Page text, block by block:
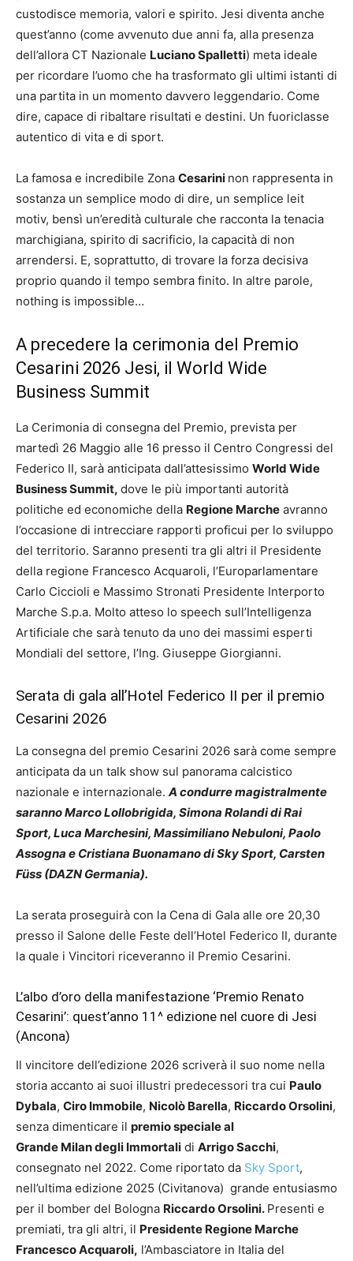
custodisce memoria, valori e spirito. Jesi diventa anche
quest’anno (come avvenuto due anni fa, alla presenza
dell’allora CT Nazionale Luciano Spalletti) meta ideale
per ricordare l’uomo che ha trasformato gli ultimi istanti di
una partita in un momento davvero leggendario. Come
dire, capace di ribaltare risultati e destini. Un fuoriclasse
autentico di vita e di sport.
La famosa e incredibile Zona Cesarini non rappresenta in
sostanza un semplice modo di dire, un semplice leit
motiv, bensì un’eredità culturale che racconta la tenacia
marchigiana, spirito di sacrificio, la capacità di non
arrendersi. E, soprattutto, di trovare la forza decisiva
proprio quando il tempo sembra finito. In altre parole,
nothing is impossible…
A precedere la cerimonia del Premio
Cesarini 2026 Jesi, il World Wide
Business Summit
La Cerimonia di consegna del Premio, prevista per
martedì 26 Maggio alle 16 presso il Centro Congressi del
Federico II, sarà anticipata dall’attesissimo World Wide
Business Summit, dove le più importanti autorità
politiche ed economiche della Regione Marche avranno
l’occasione di intrecciare rapporti proficui per lo sviluppo
del territorio. Saranno presenti tra gli altri il Presidente
della regione Francesco Acquaroli, l’Europarlamentare
Carlo Ciccioli e Massimo Stronati Presidente Interporto
Marche S.p.a. Molto atteso lo speech sull’Intelligenza
Artificiale che sarà tenuto da uno dei massimi esperti
Mondiali del settore, l’Ing. Giuseppe Giorgianni.
Serata di gala all’Hotel Federico II per il premio
Cesarini 2026
La consegna del premio Cesarini 2026 sarà come sempre
anticipata da un talk show sul panorama calcistico
nazionale e internazionale. A condurre magistralmente
saranno Marco Lollobrigida, Simona Rolandi di Rai
Sport, Luca Marchesini, Massimiliano Nebuloni, Paolo
Assogna e Cristiana Buonamano di Sky Sport, Carsten
Füss (DAZN Germania).
La serata proseguirà con la Cena di Gala alle ore 20,30
presso il Salone delle Feste dell’Hotel Federico II, durante
la quale i Vincitori riceveranno il Premio Cesarini.
L’albo d’oro della manifestazione ‘Premio Renato
Cesarini’: quest’anno 11^ edizione nel cuore di Jesi
(Ancona)
Il vincitore dell’edizione 2026 scriverà il suo nome nella
storia accanto ai suoi illustri predecessori tra cui Paulo
Dybala, Ciro Immobile, Nicolò Barella, Riccardo Orsolini,
senza dimenticare il premio speciale al
Grande Milan degli Immortali di Arrigo Sacchi,
consegnato nel 2022. Come riportato da Sky Sport,
nell’ultima edizione 2025 (Civitanova) grande entusiasmo
per il bomber del Bologna Riccardo Orsolini. Presenti e
premiati, tra gli altri, il Presidente Regione Marche
Francesco Acquaroli, l’Ambasciatore in Italia del